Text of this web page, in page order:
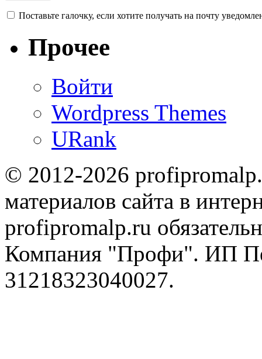
Поставьте галочку, если хотите получать на почту
Прочее
Войти
Wordpress Themes
URank
© 2012-2026
материалов сайта в
profipromalp.ru
Компания "Профи". ИП
31218323040027.